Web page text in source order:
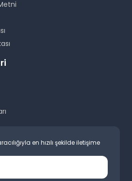
en hızılı şekilde iletişime